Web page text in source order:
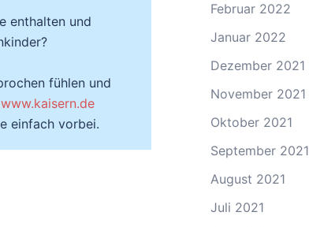
enthalten und
fühlen und
www.kaisern.de
einfach vorbei.
Februar 2022
Januar 2022
Dezember 2021
November 2021
Oktober 2021
September 2021
August 2021
Juli 2021